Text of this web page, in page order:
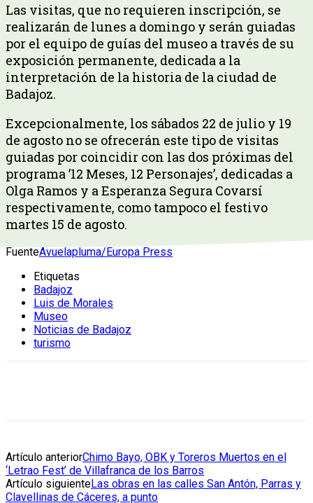
Las visitas, que no requieren inscripción, se
realizarán de lunes a domingo y serán guiadas
por el equipo de guías del museo a través de su
exposición permanente, dedicada a la
interpretación de la historia de la ciudad de
Badajoz.
Excepcionalmente, los sábados 22 de julio y 19
de agosto no se ofrecerán este tipo de visitas
guiadas por coincidir con las dos próximas del
programa ’12 Meses, 12 Personajes’, dedicadas a
Olga Ramos y a Esperanza Segura Covarsí
respectivamente, como tampoco el festivo
martes 15 de agosto.
FuenteAvuelapluma/Europa Press
Etiquetas
Badajoz
Luis de Morales
Museo
Noticias de Badajoz
turismo
Artículo anteriorChimo Bayo, OBK y Toreros Muertos en el
‘Letrao Fest’ de Villafranca de los Barros
Artículo siguienteLas obras en las calles San Antón, Parras y
Clavellinas de Cáceres, a punto